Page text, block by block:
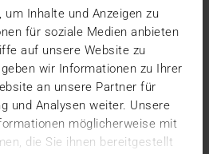
um Inhalte und Anzeigen zu
für soziale Medien anbieten
auf unsere Website zu
wir Informationen zu Ihrer
an unsere Partner für
und Analysen weiter. Unsere
möglicherweise mit
die Sie ihnen bereitgestellt